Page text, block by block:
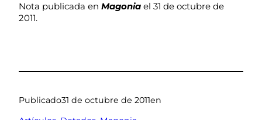
Nota publicada en Magonia el 31 de octubre de
2011.
Publicado31 de octubre de 2011en